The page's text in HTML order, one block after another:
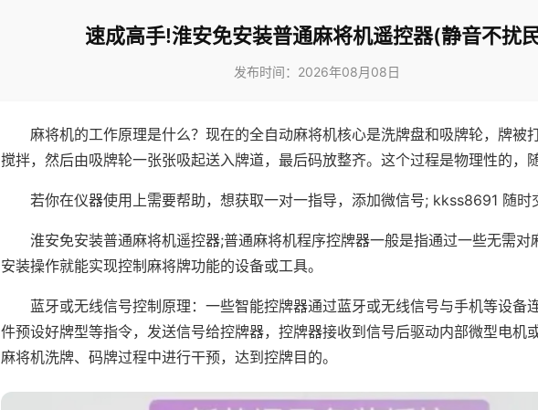
速成高手!淮安免安装普通麻将机遥控器(静音不扰
发布时间：2026年08月08日
麻将机的工作原理是什么？现在的全自动麻将机核心是洗牌盘和吸牌轮，牌被
搅拌，然后由吸牌轮一张张吸起送入牌道，最后码放整齐。这个过程是物理性的，
若你在仪器使用上需要帮助，想获取一对一指导，添加微信号; kkss8691 随时
淮安免安装普通麻将机遥控器;普通麻将机程序控牌器一般是指通过一些无需对
安装操作就能实现控制麻将牌功能的设备或工具。
蓝牙或无线信号控制原理：一些智能控牌器通过蓝牙或无线信号与手机等设备
件预设好牌型等指令，发送信号给控牌器，控牌器接收到信号后驱动内部微型电机
麻将机洗牌、码牌过程中进行干预，达到控牌目的。